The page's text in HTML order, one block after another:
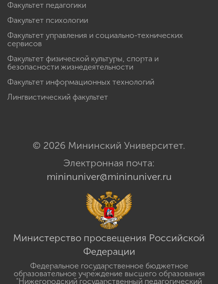
Факультет педагогики
Факультет психологии
Факультет управления и социально-технических
сервисов
Факультет физической культуры, спорта и
безопасности жизнедеятельности
Факультет информационных технологий
Лингвистический факультет
© 2026 Мининский Университет.
Электронная почта:
mininuniver@mininuniver.ru
Министерство просвещения Российской
Федерации
Федеральное государственное бюджетное
образовательное учреждение высшего образования
"Нижегородский государственный педагогический